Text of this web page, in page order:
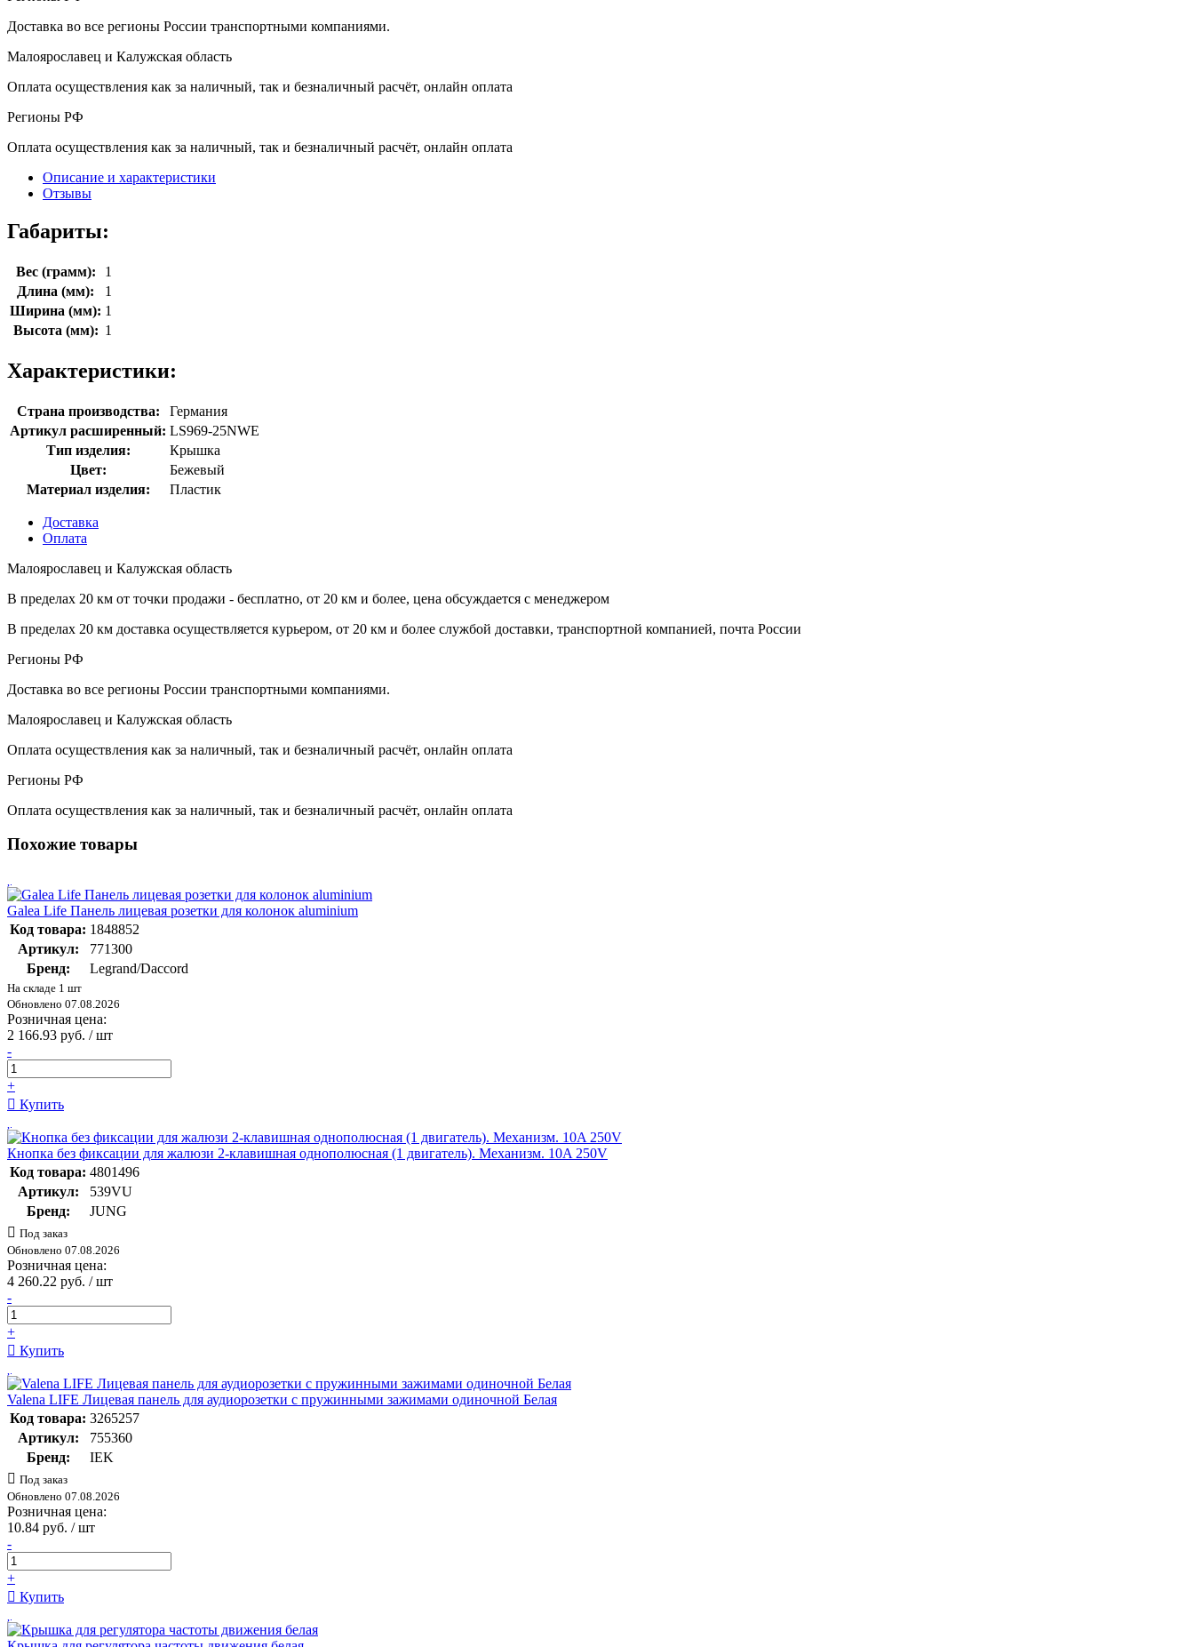
Доставка во все регионы России транспортными компаниями.
Малоярославец и Калужская область
Оплата осуществления как за наличный, так и безналичный расчёт, онлайн оплата
Регионы РФ
Оплата осуществления как за наличный, так и безналичный расчёт, онлайн оплата
Описание и характеристики
Отзывы
Габариты:
Вес (грамм):
1
Длина (мм):
1
Ширина (мм): 1
Высота (мм): 1
Характеристики:
Страна производства:
Германия
Артикул расширенный: LS969-25NWE
Тип изделия:
Крышка
Цвет:
Бежевый
Материал изделия:
Пластик
Доставка
Оплата
Малоярославец и Калужская область
В пределах 20 км от точки продажи - бесплатно, от 20 км и более, цена обсуждается с менеджером
В пределах 20 км доставка осуществляется курьером, от 20 км и более службой доставки, транспортной компанией, почта России
Регионы РФ
Доставка во все регионы России транспортными компаниями.
Малоярославец и Калужская область
Оплата осуществления как за наличный, так и безналичный расчёт, онлайн оплата
Регионы РФ
Оплата осуществления как за наличный, так и безналичный расчёт, онлайн оплата
Похожие товары
Galea Life Панель лицевая розетки для колонок aluminium
Код товара: 1848852
Артикул:
771300
Бренд:
Legrand/Daccord
На складе 1 шт
Обновлено 07.08.2026
Розничная цена:
2 166.93 руб. / шт
-
+
Купить
Кнопка без фиксации для жалюзи 2-клавишная однополюсная (1 двигатель). Механизм. 10A 250V
Код товара: 4801496
Артикул:
539VU
Бренд:
JUNG
Под заказ
Обновлено 07.08.2026
Розничная цена:
4 260.22 руб. / шт
-
+
Купить
Valena LIFE Лицевая панель для аудиорозетки с пружинными зажимами одиночной Белая
Код товара: 3265257
Артикул:
755360
Бренд:
IEK
Под заказ
Обновлено 07.08.2026
Розничная цена:
10.84 руб. / шт
-
+
Купить